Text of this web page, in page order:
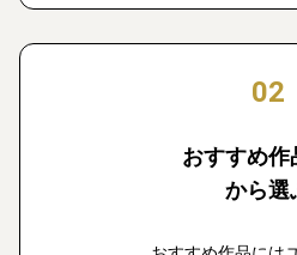
02
おすすめ作
から選